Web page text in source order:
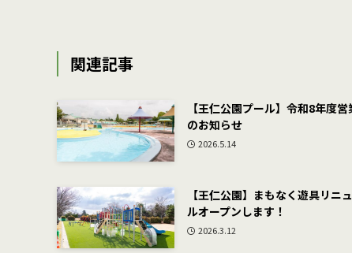
関連記事
【王仁公園プール】令和8年度営
のお知らせ
2026.5.14
【王仁公園】まもなく遊具リニ
ルオープンします！
2026.3.12